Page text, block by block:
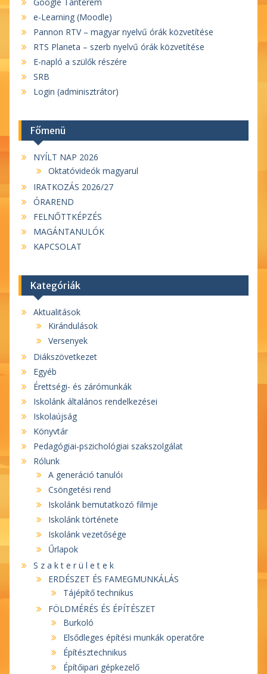
e-Learning (Moodle)
Pannon RTV – magyar nyelvű órák közvetítése
RTS Planeta – szerb nyelvű órák közvetítése
E-napló a szülők részére
SRB
Login (adminisztrátor)
Főmenü
NYÍLT NAP 2026
Oktatóvideók magyarul
IRATKOZÁS 2026/27
ÓRAREND
FELNŐTTKÉPZÉS
MAGÁNTANULÓK
KAPCSOLAT
Kategóriák
Aktualitások
Kirándulások
Versenyek
Diákszövetkezet
Egyéb
Érettségi- és zárómunkák
Iskolánk általános rendelkezései
Iskolaújság
Könyvtár
Pedagógiai-pszichológiai szakszolgálat
Rólunk
A generáció tanulói
Csöngetési rend
Iskolánk bemutatkozó filmje
Iskolánk története
Iskolánk vezetősége
Űrlapok
S z a k t e r ü l e t e k
ERDÉSZET ÉS FAMEGMUNKÁLÁS
Tájépítő technikus
FÖLDMÉRÉS ÉS ÉPÍTÉSZET
Burkoló
Elsődleges építési munkák operatőre
Építésztechnikus
Építőipari gépkezelő